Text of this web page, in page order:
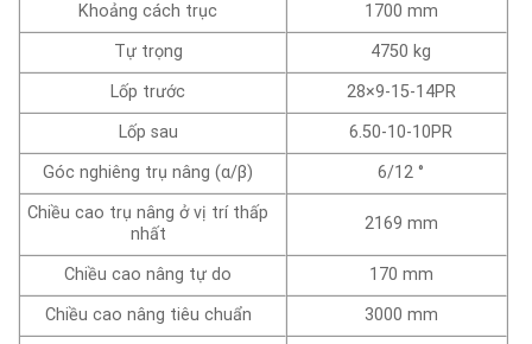
Khoảng cách trục
1700 mm
Tự trọng
4750 kg
Lốp trước
28×9-15-14PR
Lốp sau
6.50-10-10PR
Góc nghiêng trụ nâng (α/β)
6/12 °
Chiều cao trụ nâng ở vị trí thấp
nhất
2169 mm
Chiều cao nâng tự do
170 mm
Chiều cao nâng tiêu chuẩn
3000 mm